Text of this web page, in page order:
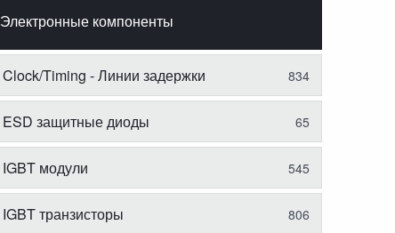
Электронные компоненты
Clock/Timing - Линии задержки 834
ESD защитные диоды 65
IGBT модули 545
IGBT транзисторы 806